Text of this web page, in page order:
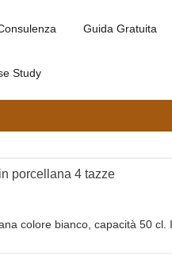
Guida Gratuita
Study
porcellana 4 tazze
colore bianco, capacità 50 cl.